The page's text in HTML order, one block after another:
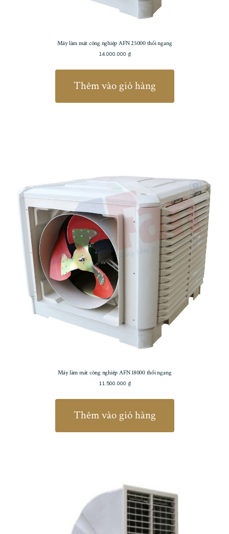
Máy làm mát công nghiệp AFN 25000 thổi ngang
14.000.000 ₫
Thêm vào giỏ hàng
Máy làm mát công nghiệp AFN 18000 thổi ngang
11.500.000 ₫
Thêm vào giỏ hàng